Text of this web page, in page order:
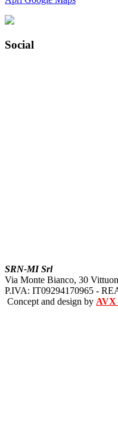
Social
SRN-MI Srl
Via Monte Bianco, 30
P.IVA: IT09294170965 -
Concept and design by AVX